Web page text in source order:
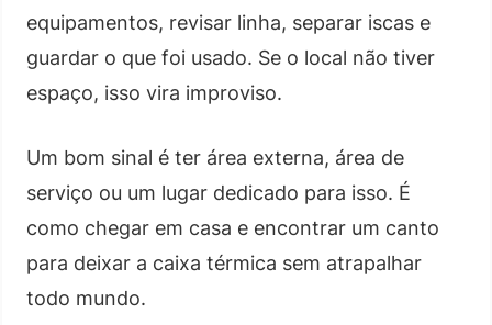
equipamentos, revisar linha, separar iscas e
guardar o que foi usado. Se o local não tiver
espaço, isso vira improviso.
Um bom sinal é ter área externa, área de
serviço ou um lugar dedicado para isso. É
como chegar em casa e encontrar um canto
para deixar a caixa térmica sem atrapalhar
todo mundo.